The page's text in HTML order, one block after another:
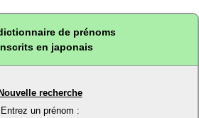
de prénoms
en japonais
Nouvelle recherche
Entrez un prénom :